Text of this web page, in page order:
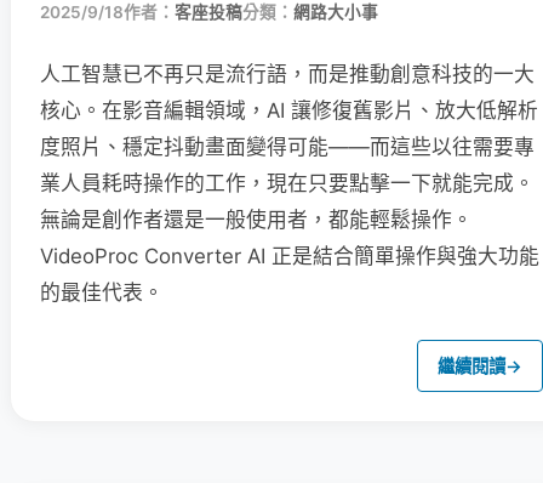
2025/9/18作者： 客座投稿分類： 網路大小事
人工智慧已不再只是流行語，而是推動創意科技的一大
核心。在影音編輯領域，AI 讓修復舊影片、放大低解析
度照片、穩定抖動畫面變得可能——而這些以往需要專
業人員耗時操作的工作，現在只要點擊一下就能完成。
無論是創作者還是一般使用者，都能輕鬆操作。
VideoProc Converter AI 正是結合簡單操作與強大功能
的最佳代表。
繼續閱讀→